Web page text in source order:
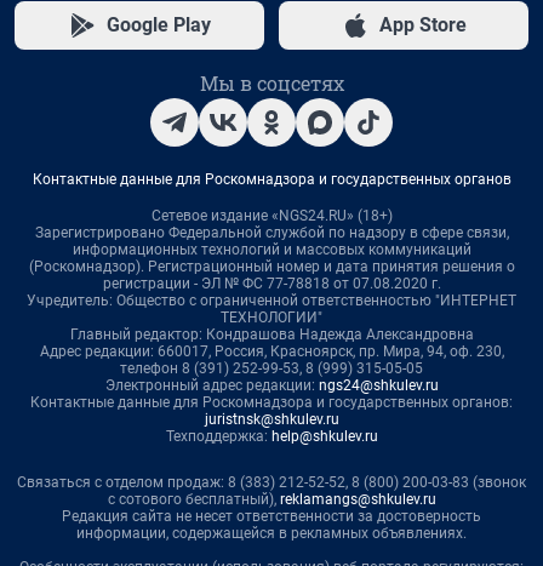
Google Play App Store
Мы в соцсетях
Контактные данные для Роскомнадзора и государственных органов
Сетевое издание «NGS24.RU» (18+)
Зарегистрировано Федеральной службой по надзору в сфере связи,
информационных технологий и массовых коммуникаций
(Роскомнадзор). Регистрационный номер и дата принятия решения о
регистрации - ЭЛ № ФС 77-78818 от 07.08.2020 г.
Учредитель: Общество с ограниченной ответственностью "ИНТЕРНЕТ
ТЕХНОЛОГИИ"
Главный редактор: Кондрашова Надежда Александровна
Адрес редакции: 660017, Россия, Красноярск, пр. Мира, 94, оф. 230,
телефон 8 (391) 252-99-53, 8 (999) 315-05-05
Электронный адрес редакции: ngs24@shkulev.ru
Контактные данные для Роскомнадзора и государственных органов:
juristnsk@shkulev.ru
Техподдержка: help@shkulev.ru
Связаться с отделом продаж: 8 (383) 212-52-52, 8 (800) 200-03-83 (звонок
с сотового бесплатный), reklamangs@shkulev.ru
Редакция сайта не несет ответственности за достоверность
информации, содержащейся в рекламных объявлениях.